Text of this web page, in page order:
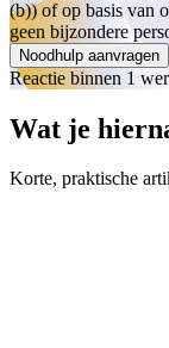
(b)) of op basis van
geen bijzondere
Noodhulp aanvragen
Reactie binnen 1
Wat je
Korte, praktische